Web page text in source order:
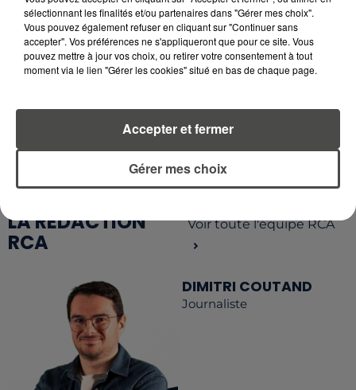
RECEVEZ LES ALERTES INFOS DE LA RÉDACTION
EN TÉLÉCHARGEANT L'APPLICATION MOBILE
RCA
LA RÉDACTION
RCA
Voir toute l'équipe RCA
DIMITRI COUTAND
Journaliste
sélectionnant les finalités et/ou partenaires dans "Gérer mes choix".
Vous pouvez également refuser en cliquant sur "Continuer sans
accepter". Vos préférences ne s'appliqueront que pour ce site. Vous
pouvez mettre à jour vos choix, ou retirer votre consentement à tout
moment via le lien "Gérer les cookies" situé en bas de chaque page.
Gérer mes choix
Accepter et fermer